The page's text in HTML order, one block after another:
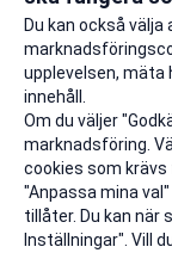
Till
Du kan också
upplevelsen, mäta
innehåll.
Om du väljer
marknadsföring.
cookies som
"Anpassa mina
tillåter. Du kan när
Inställningar". Vill